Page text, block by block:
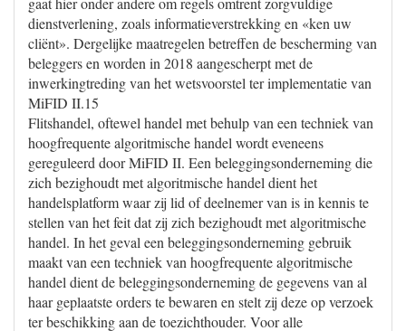
dienstverlening, zoals informatieverstrekking en «ken uw
cliënt». Dergelijke maatregelen betreffen de bescherming van
beleggers en worden in 2018 aangescherpt met de
inwerkingtreding van het wetsvoorstel ter implementatie van
MiFID II.15
Flitshandel, oftewel handel met behulp van een techniek van
hoogfrequente algoritmische handel wordt eveneens
gereguleerd door MiFID II. Een beleggingsonderneming die
zich bezighoudt met algoritmische handel dient het
handelsplatform waar zij lid of deelnemer van is in kennis te
stellen van het feit dat zij zich bezighoudt met algoritmische
handel. In het geval een beleggingsonderneming gebruik
maakt van een techniek van hoogfrequente algoritmische
handel dient de beleggingsonderneming de gegevens van al
haar geplaatste orders te bewaren en stelt zij deze op verzoek
ter beschikking aan de toezichthouder. Voor alle